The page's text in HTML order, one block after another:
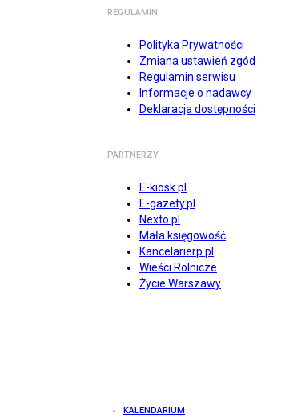
REGULAMIN
Polityka Prywatności
Zmiana ustawień zgód
Regulamin serwisu
Informacje o nadawcy
Deklaracja dostępności
PARTNERZY
E-kiosk.pl
E-gazety.pl
Nexto.pl
Mała księgowość
Kancelarierp.pl
Wieści Rolnicze
Życie Warszawy
KALENDARIUM